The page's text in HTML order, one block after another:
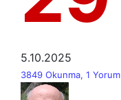
5.10.2025
3849 Okunma, 1 Yorum